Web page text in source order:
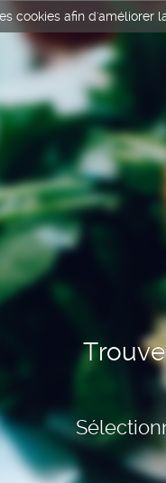
cookies afin d'améliorer